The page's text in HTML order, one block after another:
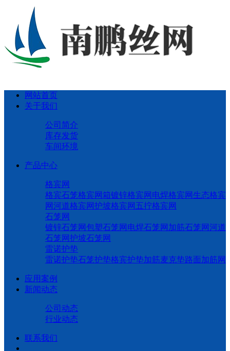
网站首页
关于我们
公司简介
库存发货
车间环境
产品中心
格宾网
格宾石笼格宾网箱镀锌格宾网 电焊格宾网生态格宾
网河道格宾网护坡格宾网 五拧格宾网
石笼网
镀锌石笼网包塑石笼网 电焊石笼网 加筋石笼网河道
石笼网护坡石笼网
雷诺护垫
雷诺护垫石笼护垫格宾护垫加筋麦克垫路面加筋网
应用案例
新闻动态
公司动态
行业动态
联系我们